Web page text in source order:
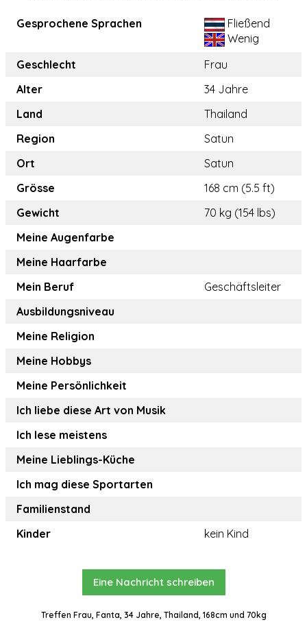
Gesprochene Sprachen
Fließend
Wenig
Geschlecht
Frau
Alter
34 Jahre
Land
Thailand
Region
Satun
Ort
Satun
Grösse
168 cm (5.5 ft)
Gewicht
70 kg (154 lbs)
Meine Augenfarbe
Meine Haarfarbe
Mein Beruf
Geschäftsleiter
Ausbildungsniveau
Meine Religion
Meine Hobbys
Meine Persönlichkeit
Ich liebe diese Art von Musik
Ich lese meistens
Meine Lieblings-Küche
Ich mag diese Sportarten
Familienstand
Kinder
kein Kind
Eine Nachricht schreiben
Treffen Frau, Fanta, 34 Jahre, Thailand, 168cm und 70kg